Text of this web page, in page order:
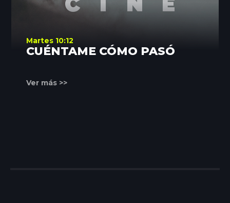
Martes 10:12
CUÉNTAME CÓMO PASÓ
Ver más >>